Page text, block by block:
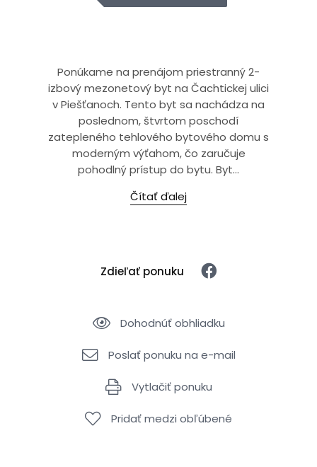
Ponúkame na prenájom priestranný 2-
izbový mezonetový byt na Čachtickej ulici
v Piešťanoch. Tento byt sa nachádza na
poslednom, štvrtom poschodí
zatepleného tehlového bytového domu s
moderným výťahom, čo zaručuje
pohodlný prístup do bytu. Byt...
Čítať ďalej
Zdieľať ponuku
Dohodnúť obhliadku
Poslať ponuku na e-mail
Vytlačiť ponuku
Pridať medzi obľúbené